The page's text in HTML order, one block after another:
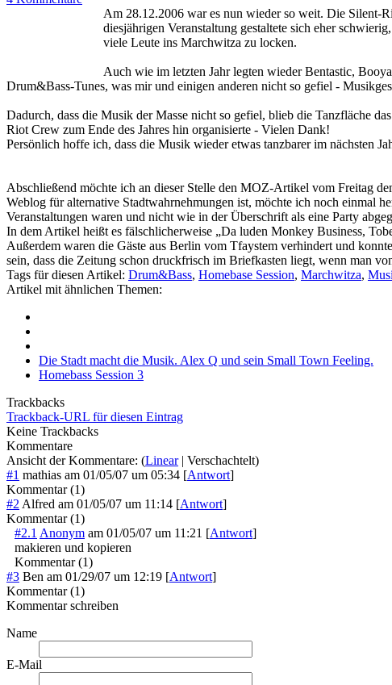
Am 28.12.2006 war es nun wieder so weit. Die Silent-
diesjährigen Veranstaltung gestaltete sich eher
viele Leute ins Marchwitza zu locken.
Auch wie im letzten Jahr legten wieder Bentastic,
Drum&Bass-Tunes, was mir und einigen anderen nicht so gefiel -
Dadurch, dass die Musik der Masse nicht so gefiel, blieb die Tanzfläche
Riot Crew zum Ende des Jahres hin organisierte - Vielen Dank!
Persönlich hoffe ich, dass die Musik wieder etwas tanzbarer im nächsten
Abschließend möchte ich an dieser Stelle den MOZ-Artikel vom Freitag
Weblog für alternative Stadtwahrnehmungen ist, möchte ich noch einmal
Veranstaltungen waren und nicht wie in der Überschrift als eine Party
In dem Artikel heißt es fälschlicherweise „Da luden Monkey Business,
Außerdem waren die Gäste aus Berlin vom Tfaystem verhindert und
sein, dass die Zeitung schon druckfrisch im Briefkasten liegt, wenn man
Tags für diesen Artikel: Drum&Bass, Homebase Session, Marchwitza,
Artikel mit ähnlichen Themen:
Die Stadt macht die Musik. Alex Q und sein Small Town Feeling.
Homebass Session 3
Trackbacks
Trackback-URL für diesen Eintrag
Keine Trackbacks
Kommentare
Ansicht der Kommentare: (Linear| Verschachtelt)
#1 mathias am 01/05/07 um 05:34 [Antwort]
Kommentar (1)
#2 Alfred am 01/05/07 um 11:14 [Antwort]
Kommentar (1)
#2.1 Anonym am 01/05/07 um 11:21 [Antwort]
makieren und kopieren
Kommentar (1)
#3 Ben am 01/29/07 um 12:19 [Antwort]
Kommentar (1)
Kommentar schreiben
Name
E-Mail